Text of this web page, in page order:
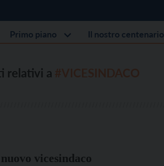
Primo piano Il nostro centenario
relativi a
vicesindaco